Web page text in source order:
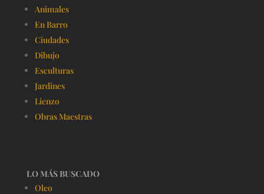
Animales
En Barro
Ciudades
Dibujo
Esculturas
Jardines
Lienzo
Obras Maestras
LO MÁS BUSCADO
Oleo